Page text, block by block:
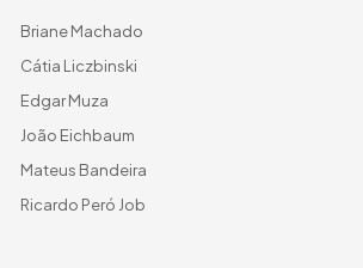
Briane Machado
Cátia Liczbinski
Edgar Muza
João Eichbaum
Mateus Bandeira
Ricardo Peró Job